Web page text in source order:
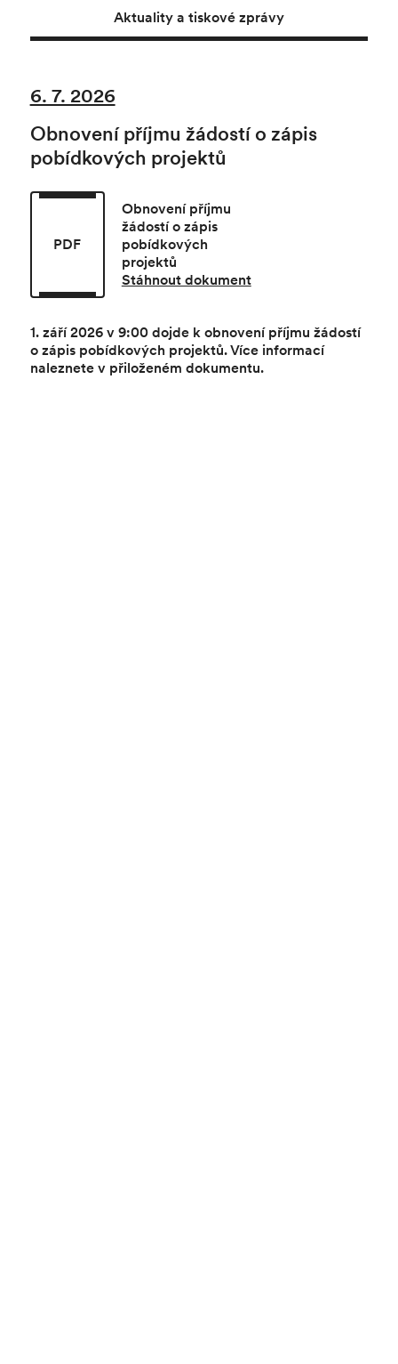
Aktuality a tiskové zprávy
6. 7. 2026
Obnovení příjmu žádostí o zápis
pobídkových projektů
Obnovení příjmu
žádostí o zápis
pobídkových
projektů
Stáhnout dokument
PDF
1. září 2026 v 9:00 dojde k obnovení příjmu žádostí
o zápis pobídkových projektů. Více informací
naleznete v přiloženém dokumentu.